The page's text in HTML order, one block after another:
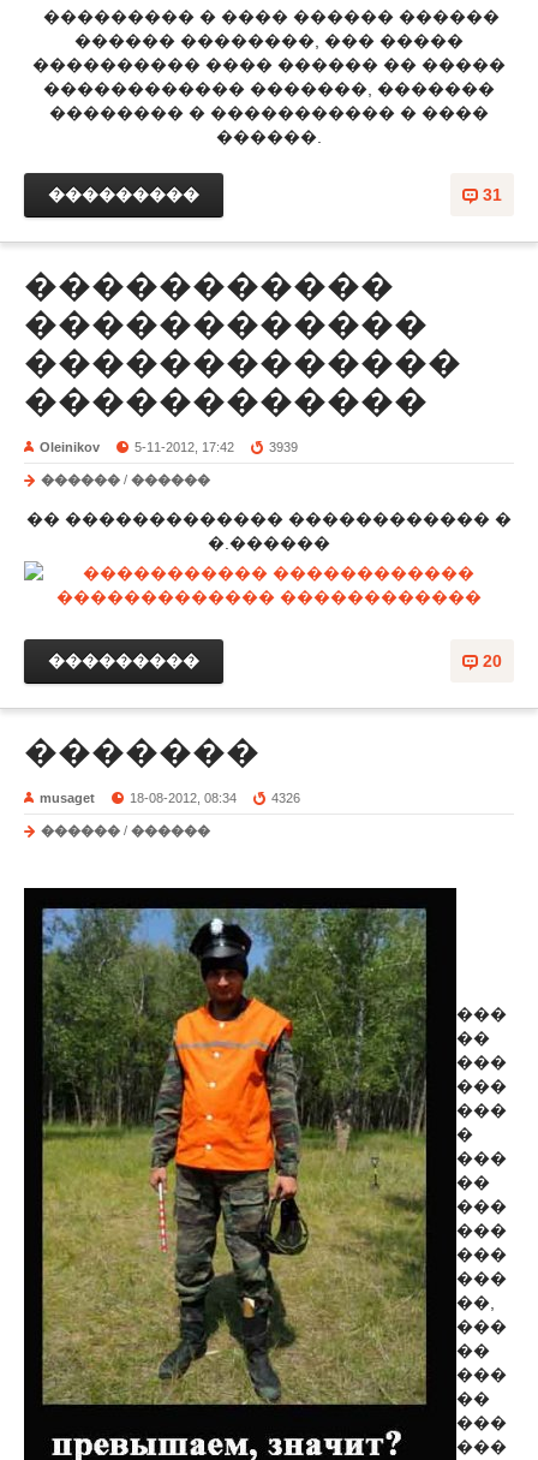
��������� � ���� ������ ������
������ ��������, ��� �����
���������� ���� ������ �� �����
������������ �������, �������
�������� � ����������� � ����
������.
31
���������
�����������
������������
�������������
������������
Oleinikov 5-11-2012, 17:42 3939
������ / ������
�� ������������� ������������ �
�.������
20
���������
�������
musaget 18-08-2012, 08:34 4326
������ / ������
���
��
���
���
���
�
���
��
���
���
���
���
��,
���
��
���
��
���
���